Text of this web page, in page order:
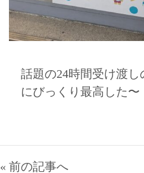
話題の24時間受け渡し
にびっくり最高した〜
« 前の記事へ